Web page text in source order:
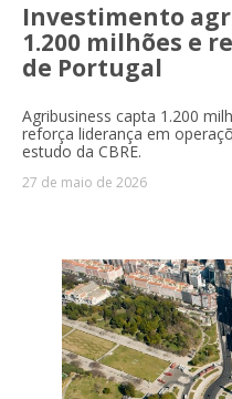
Investimento
1.200 milhões e
de Portugal
Agribusiness capta 1.200
reforça liderança em
estudo da CBRE.
27 de maio de 2026